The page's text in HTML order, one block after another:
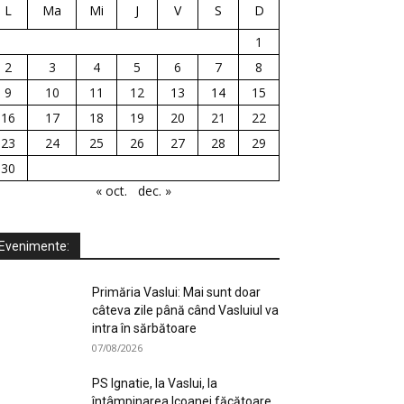
L Ma Mi J V S
D
1
2
3 4 5 6 7
8
9
10 11 12 13 14
15
16
17 18 19 20 21
22
23
24 25 26 27 28
29
30
« oct.
dec. »
Primăria Vaslui: Mai sunt doar
câteva zile până când Vasluiul va
intra în sărbătoare
07/08/2026
PS Ignatie, la Vaslui, la